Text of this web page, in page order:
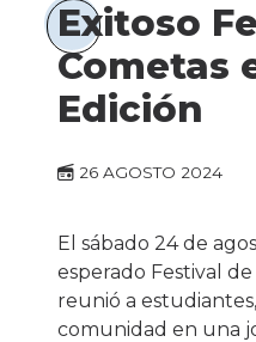
Exitoso
Cometas
Edición
26 AGOSTO 2024
El sábado 24 de
esperado Festival
reunió a
comunidad en una